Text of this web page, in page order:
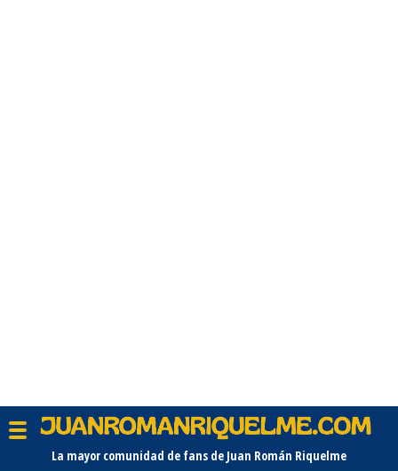
La mayor comunidad de fans de Juan Román Riquelme